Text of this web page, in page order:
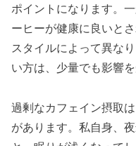
ポイントになります。
ーヒーが健康に良いと
スタイルによって異な
い方は、少量でも影響
過剰なカフェイン摂取
があります。私自身、